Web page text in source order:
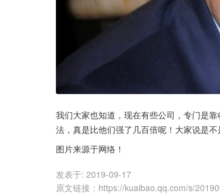
我们大家也知道，现在有些公司，专门是
法，真是比他们强了几百倍呢！大家说是不
图片来源于网络！
发表于: 2019-09-17
原文链接 ： https://kuaibao.qq.com/s/